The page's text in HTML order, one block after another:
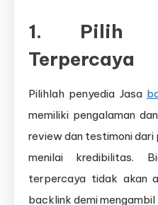
1. Pilih
Terpercaya
Pilihlah penyedia Jasa
memiliki pengalaman
review dan testimoni dari
menilai kredibilitas.
terpercaya tidak akan
backlink demi